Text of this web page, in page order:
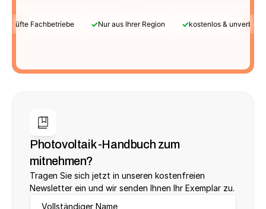
Fachbetriebe ✓Nur aus Ihrer Region ✓kostenlos &
Photovoltaik -Handbuch zum
mitnehmen?
Tragen Sie sich jetzt in unseren kostenfreien
Newsletter ein und wir senden Ihnen Ihr Exemplar zu.